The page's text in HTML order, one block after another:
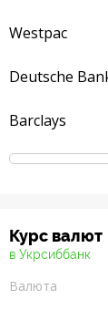
Картки
Інтернет-
Банки-
Рахунки
Westpac
Deutsche
Barclays
Курс валют
в Укрсиббанк
Валюта